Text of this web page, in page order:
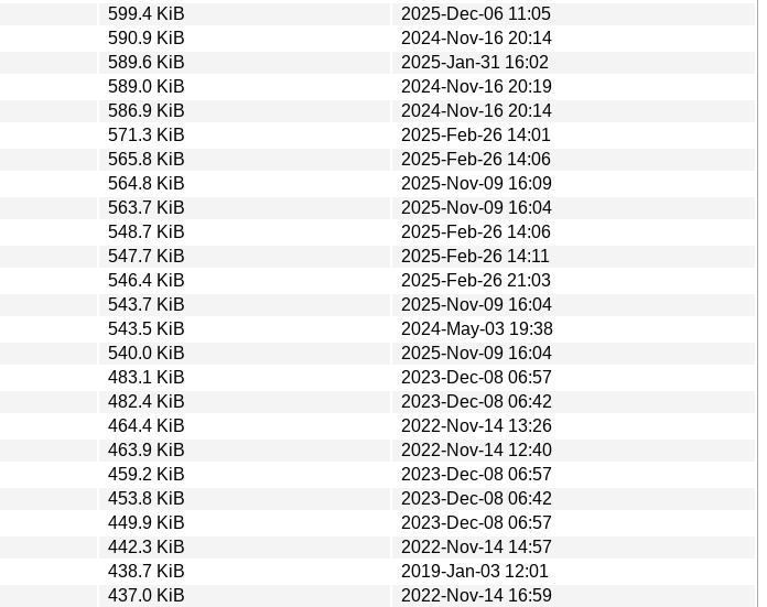
599.4 KiB
2025-Dec-06 11:05
590.9 KiB
2024-Nov-16 20:14
589.6 KiB
2025-Jan-31 16:02
589.0 KiB
2024-Nov-16 20:19
586.9 KiB
2024-Nov-16 20:14
571.3 KiB
2025-Feb-26 14:01
565.8 KiB
2025-Feb-26 14:06
564.8 KiB
2025-Nov-09 16:09
563.7 KiB
2025-Nov-09 16:04
548.7 KiB
2025-Feb-26 14:06
547.7 KiB
2025-Feb-26 14:11
546.4 KiB
2025-Feb-26 21:03
543.7 KiB
2025-Nov-09 16:04
543.5 KiB
2024-May-03 19:38
540.0 KiB
2025-Nov-09 16:04
483.1 KiB
2023-Dec-08 06:57
482.4 KiB
2023-Dec-08 06:42
464.4 KiB
2022-Nov-14 13:26
463.9 KiB
2022-Nov-14 12:40
459.2 KiB
2023-Dec-08 06:57
453.8 KiB
2023-Dec-08 06:42
449.9 KiB
2023-Dec-08 06:57
442.3 KiB
2022-Nov-14 14:57
438.7 KiB
2019-Jan-03 12:01
437.0 KiB 2022-Nov-14 16:59